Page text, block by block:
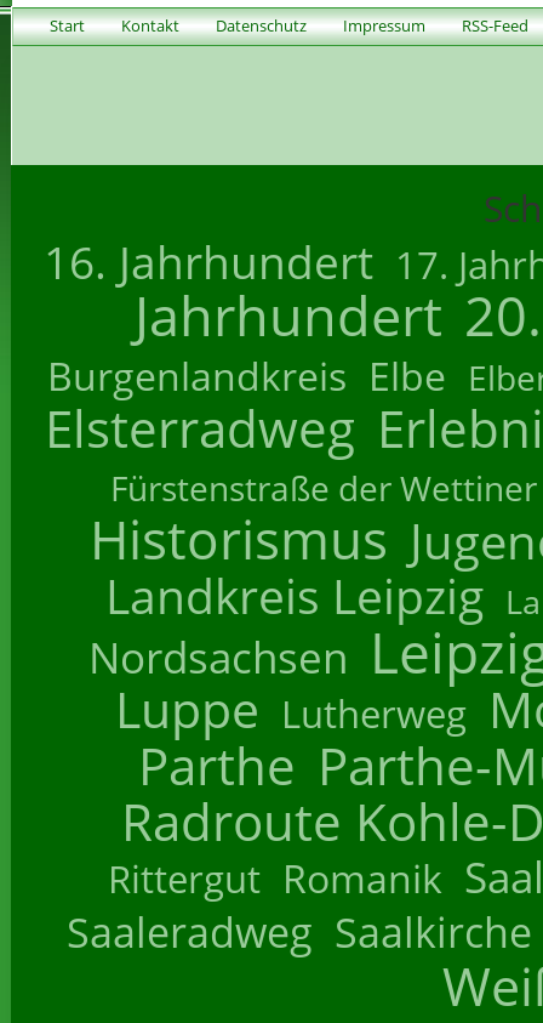
Start Kontakt Datenschutz Impressum RSS-Feed
16. Jahrhundert 17.
Jahrhundert
Burgenlandkreis Elbe
Elsterradweg
Fürstenstraße der Wettiner
Historismus
Landkreis Leipzig
Nordsachsen
Luppe Lutherweg
Parthe Parthe-
Radroute Kohle-
Rittergut Romanik
Saaleradweg Saalkirche